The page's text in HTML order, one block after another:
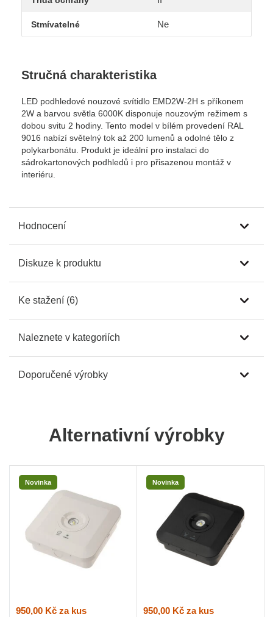
Stmívatelné Ne
Stručná charakteristika
LED podhledové nouzové svítidlo EMD2W-2H s příkonem
2W a barvou světla 6000K disponuje nouzovým režimem s
dobou svitu 2 hodiny. Tento model v bílém provedení RAL
9016 nabízí světelný tok až 200 lumenů a odolné tělo z
polykarbonátu. Produkt je ideální pro instalaci do
sádrokartonových podhledů i pro přisazenou montáž v
interiéru.
Hodnocení
Diskuze k produktu
Ke stažení (6)
Naleznete v kategoriích
Doporučené výrobky
Alternativní výrobky
Novinka
950,00 Kč za kus
Novinka
950,00 Kč za kus